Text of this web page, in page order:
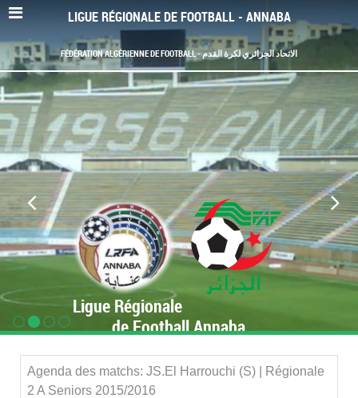
LIGUE RÉGIONALE DE FOOTBALL - ANNABA
FÉDÉRATION ALGÉRIENNE DE FOOTBALL - الاتحاد الجزائري لكرة القدم
Ligue Régionale
de Football Annaba
Agenda des matchs: JS.El Harrouchi (S) | Régionale
2 A Seniors 2015/2016